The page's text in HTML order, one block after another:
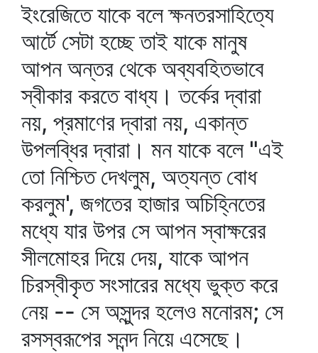
ইংরেজিতে যাকে বলে ক্ষনতরসাহিত্যে
আর্টে সেটা হচ্ছে তাই যাকে মানুষ
আপন অন্তর থেকে অব্যবহিতভাবে
স্বীকার করতে বাধ্য। তর্কের দ্বারা
নয়, প্রমাণের দ্বারা নয়, একান্ত
উপলব্ধির দ্বারা। মন যাকে বলে "এই
তো নিশ্চিত দেখলুম, অত্যন্ত বোধ
করলুম', জগতের হাজার অচিহ্নিতের
মধ্যে যার উপর সে আপন স্বাক্ষরের
সীলমোহর দিয়ে দেয়, যাকে আপন
চিরস্বীকৃত সংসারের মধ্যে ভুক্ত করে
নেয় -- সে অসুন্দর হলেও মনোরম; সে
রসস্বরূপের সনন্দ নিয়ে এসেছে।